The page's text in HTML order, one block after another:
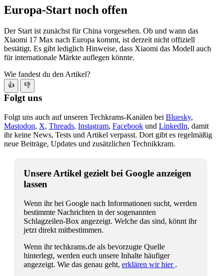
Europa-Start noch offen
Der Start ist zunächst für China vorgesehen. Ob und wann das
Xiaomi 17 Max nach Europa kommt, ist derzeit nicht offiziell
bestätigt. Es gibt lediglich Hinweise, dass Xiaomi das Modell auch
für internationale Märkte auflegen könnte.
Wie fandest du den Artikel?
👍 👎
Folgt uns
Folgt uns auch auf unseren Techkrams-Kanälen bei Bluesky,
Mastodon, X, Threads, Instagram, Facebook und LinkedIn, damit
ihr keine News, Tests und Artikel verpasst. Dort gibt es regelmäßig
neue Beiträge, Updates und zusätzlichen Technikkram.
Unsere Artikel gezielt bei Google anzeigen
lassen
Wenn ihr bei Google nach Informationen sucht, werden
bestimmte Nachrichten in der sogenannten
Schlagzeilen-Box angezeigt. Welche das sind, könnt ihr
jetzt direkt mitbestimmen.
Wenn ihr techkrams.de als bevorzugte Quelle
hinterlegt, werden euch unsere Inhalte häufiger
angezeigt. Wie das genau geht, erklären wir hier .